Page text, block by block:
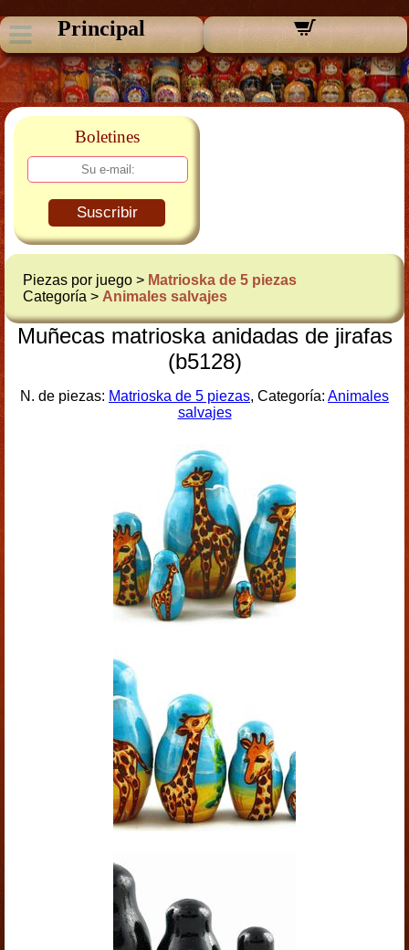
Principal
Boletines
Suscribir
Piezas por juego > Matrioska de 5 piezas
Categoría > Animales salvajes
Muñecas matrioska anidadas de jirafas
(b5128)
N. de piezas: Matrioska de 5 piezas, Categoría: Animales
salvajes